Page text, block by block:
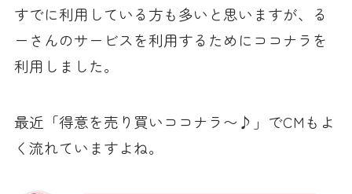
すでに利用している方も多いと思いますが、る
ーさんのサービスを利用するためにココナラを
利用しました。
最近「得意を売り買いココナラ〜♪」でCMもよ
く流れていますよね。